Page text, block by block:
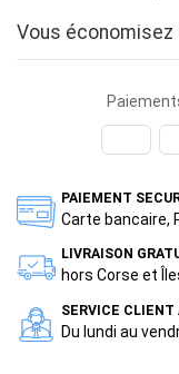
Vous économisez
PAIEMENT
Carte bancaire,
LIVRAISON
hors Corse et
SERVICE CLIENT
Du lundi au